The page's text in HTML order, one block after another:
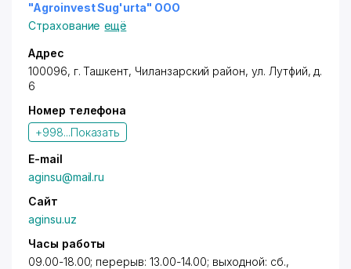
"Agroinvest Sug'urta" OOO
Страхование ещё
Адрес
100096, г. Ташкент, Чиланзарский район,ул. Лутфий, д.
6
Номер телефона
+998...Показать
E-mail
aginsu@mail.ru
Сайт
aginsu.uz
Часы работы
09.00-18.00; перерыв: 13.00-14.00; выходной: сб.,